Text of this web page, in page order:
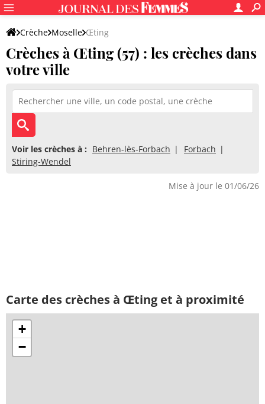
Crèche Moselle Œting
Crèches à Œting (57) : les crèches dans
votre ville
Voir les crèches à : Behren-lès-Forbach
Forbach
Stiring-Wendel
Mise à jour le 01/06/26
Carte des crèches à Œting et à proximité
+
−